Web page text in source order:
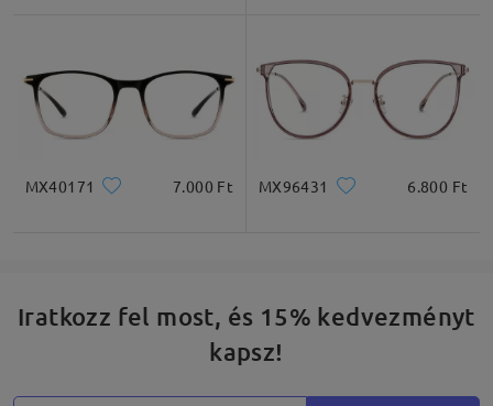
MX40171 7.000 Ft MX96431 6.800 Ft
Iratkozz fel most, és 15% kedvezményt
kapsz!